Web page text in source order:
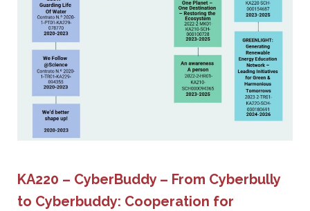
KA220 – CyberBuddy – From Cyberbully
to Cyberbuddy: Cooperation for